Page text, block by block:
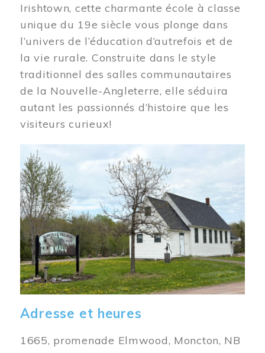
Irishtown, cette charmante école à classe
unique du 19e siècle vous plonge dans
l’univers de l’éducation d’autrefois et de
la vie rurale. Construite dans le style
traditionnel des salles communautaires
de la Nouvelle-Angleterre, elle séduira
autant les passionnés d’histoire que les
visiteurs curieux!
Image
Adresse et heures
1665, promenade Elmwood, Moncton, NB